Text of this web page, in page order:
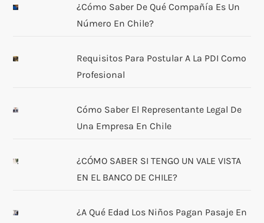
¿Cómo Saber De Qué Compañía Es Un
Número En Chile?
Requisitos Para Postular A La PDI Como
Profesional
Cómo Saber El Representante Legal De
Una Empresa En Chile
¿CÓMO SABER SI TENGO UN VALE VISTA
EN EL BANCO DE CHILE?
¿A Qué Edad Los Niños Pagan Pasaje En